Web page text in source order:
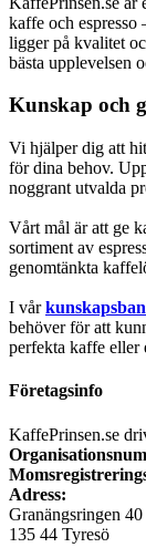
kaffe och
ligger på kvalitet
bästa upplevelsen
Kunskap och
Vi hjälper dig att
för dina behov.
noggrant utvalda
Vårt mål är att ge
sortiment av
genomtänkta
I vår
behöver för att
perfekta kaffe eller
Företagsinfo
KaffePrinsen.se
Adress:
Granängsringen 40
135 44 Tyresö